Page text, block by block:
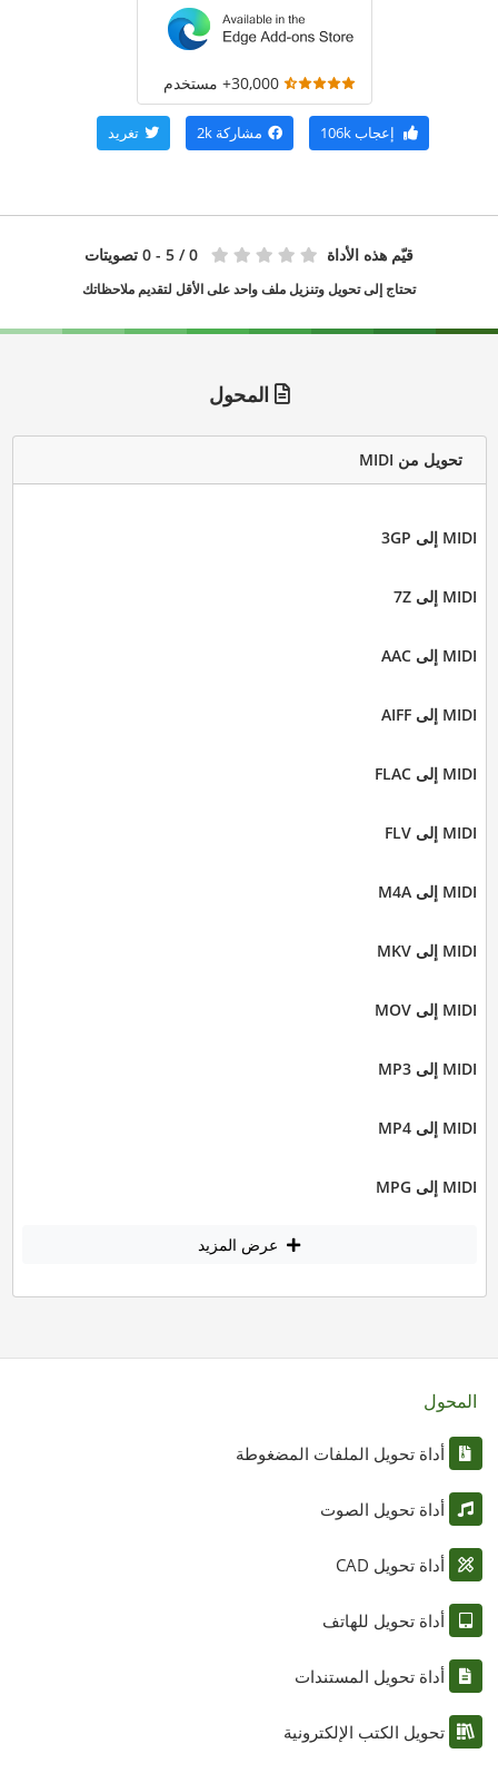
30,000+ مستخدم
إعجاب106k مشاركة 2k تغريد
قيّم هذه الأداة 0 / 5 - 0 تصويتات
تحتاج إلى تحويل وتنزيل ملف واحد على الأقل لتقديم ملاحظاتك
المحول
تحويل من MIDI
MIDI إلى 3GP
MIDI إلى 7Z
MIDI إلى AAC
MIDI إلى AIFF
MIDI إلى FLAC
MIDI إلى FLV
MIDI إلى M4A
MIDI إلى MKV
MIDI إلى MOV
MIDI إلى MP3
MIDI إلى MP4
MIDI إلى MPG
عرض المزيد
المحول
أداة تحويل الملفات المضغوطة
أداة تحويل الصوت
أداة تحويل CAD
أداة تحويل للهاتف
أداة تحويل المستندات
تحويل الكتب الإلكترونية